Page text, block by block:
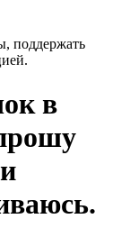
поддержать
в